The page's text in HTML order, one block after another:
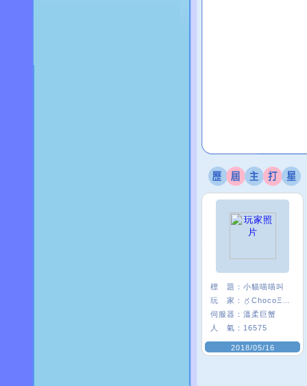
標 題： 小貓喵喵叫
玩 家：
伺服器： 溫柔巨蟹
人 氣： 16575
2018/05/16